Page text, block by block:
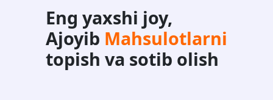
Eng yaxshi joy,
Ajoyib Mahsulotlarni
topish va sotib olish